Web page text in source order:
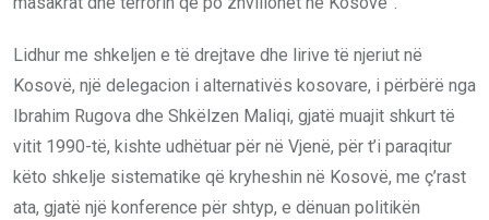
Lidhur me shkeljen e të drejtave dhe lirive të njeriut në
Kosovë, një delegacion i alternativës kosovare, i përbërë nga
Ibrahim Rugova dhe Shkëlzen Maliqi, gjatë muajit shkurt të
vitit 1990-të, kishte udhëtuar për në Vjenë, për t’i paraqitur
këto shkelje sistematike që kryheshin në Kosovë, me ç’rast
ata, gjatë një konference për shtyp, e dënuan politikën